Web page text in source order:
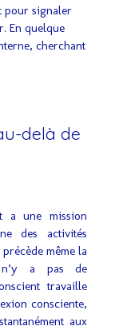
pour signaler
En quelque
cherchant
delà de
a une mission
des activités
même la
n’y a pas de
travaille
consciente,
aux